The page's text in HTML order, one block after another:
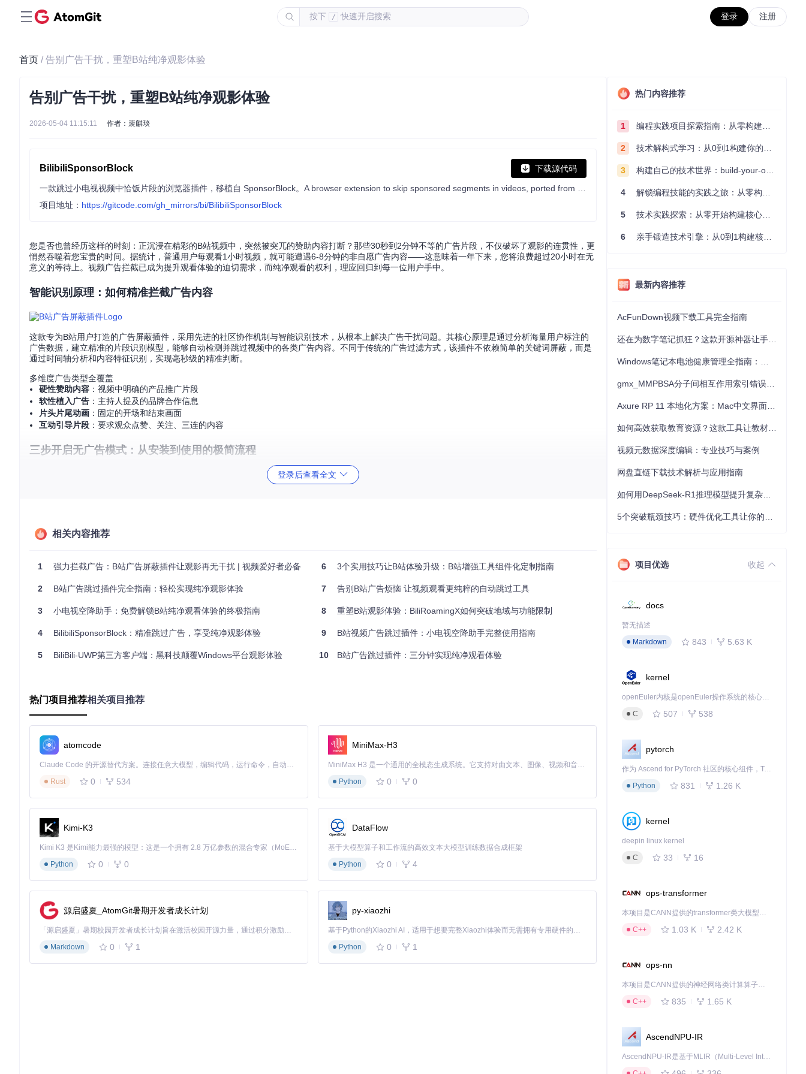
按下 / 快速开启搜索 登录 注册
首页 / 告别广告干扰，重塑B站纯净观影体验
告别广告干扰，重塑B站纯净观影体验
2026-05-04 11:15:11 作者：裴麒琰
BilibiliSponsorBlock 下载源代码
项目地址： https://gitcode.com/gh_mirrors/bi/BilibiliSponsorBlock
您是否也曾经历这样的时刻：正沉浸在精彩的B站视频中，突然被突兀的赞助内容打断？那些30秒到2分钟不等的广告片段，不仅破坏了观影的连贯性，更
悄然吞噬着您宝贵的时间。据统计，普通用户每观看1小时视频，就可能遭遇6-8分钟的非自愿广告内容——这意味着一年下来，您将浪费超过20小时在无
意义的等待上。视频广告拦截已成为提升观看体验的迫切需求，而纯净观看的权利，理应回归到每一位用户手中。
智能识别原理：如何精准拦截广告内容
这款专为B站用户打造的广告屏蔽插件，采用先进的社区协作机制与智能识别技术，从根本上解决广告干扰问题。其核心原理是通过分析海量用户标注的
广告数据，建立精准的片段识别模型，能够自动检测并跳过视频中的各类广告内容。不同于传统的广告过滤方式，该插件不依赖简单的关键词屏蔽，而是
通过时间轴分析和内容特征识别，实现毫秒级的精准判断。
多维度广告类型全覆盖
硬性赞助内容 ：视频中明确的产品推广片段
软性植入广告 ：主持人提及的品牌合作信息
片头片尾动画 ：固定的开场和结束画面
互动引导片段 ：要求观众点赞、关注、三连的内容
三步开启无广告模式：从安装到使用的极简流程
：确保您的浏览器支持扩展程序安装（Chrome/Edge/Firefox均可）
cd
安装依赖并构建
npm install
加载扩展程序
Chrome/Edge用户：打开扩展管理页面 → 开启开发者模式 → 选择"加载已解压的扩展程序" → 定位到项目中的dist文件夹
想象一下这样的使用场景：当您正在观看一部60分钟的学习教程时，插件自动识别并跳过了3处总计4分20秒的广告片段；在追番过程中，片头片尾的固定
动画被无缝跳过，直接进入正片内容；观看游戏直播录像时，主播的商业合作推广被智能过滤。这些场景下，插件都在后台默默工作，让您的注意力始终
集中在真正有价值的内容上。
用户真实评价：来自一线使用者的反馈
"安装插件后，我看视频的效率明显提高了。以前一个小时的视频现在45分钟就能看完，而且不会被突然的广告打断思路。" —— 学生用户@小埋
"最惊喜的是它能识别那些非常隐蔽的软性植入，比如主持人自然提及的产品名称。这种智能识别能力远超其他同类工具。" —— 职场人士@程序员老
王
常见问题解答：解决您的使用疑虑
🔍Q: 插件会影响视频加载速度吗？
登录后查看全文
相关内容推荐
1 强力拦截广告：B站广告屏蔽插件让观影再无干扰 | 视频爱好者必备
2 B站广告跳过插件完全指南：轻松实现纯净观影体验
3 小电视空降助手：免费解锁B站纯净观看体验的终极指南
4 BilibiliSponsorBlock：精准跳过广告，享受纯净观影体验
5 BiliBili-UWP第三方客户端：黑科技颠覆Windows平台观影体验
6 3个实用技巧让B站体验升级：B站增强工具组件化定制指南
7 告别B站广告烦恼 让视频观看更纯粹的自动跳过工具
8 重塑B站观影体验：BiliRoamingX如何突破地域与功能限制
9 B站视频广告跳过插件：小电视空降助手完整使用指南
10 B站广告跳过插件：三分钟实现纯净观看体验
热门项目推荐相关项目推荐
atomcode
Claude Code 的开源替代方案。连接任意大模型，编辑代码，运行命令，自动验证 — 全自动执行。用 Rust 构建，极致性能。 ｜ An open-source alternative to Claude Code. Connect any LLM, edit code, run commands, and verify changes — autonomously. Built in Rust for speed. Get Started
Rust
0 534
MiniMax-H3
MiniMax H3 是一个通用的全模态生成系统。它支持对由文本、图像、视频和音频组成的多模态上下文进行统一理解，并能生成分辨率高达 2K、时长可达 15 秒的带原生立体声音频的视频。得益于面向任务泛化的系统设计，H3 在预训练阶段就已具备广泛的多模态上下文理解与生成能力，能够出色地执行复杂的多模态指令。
Python
0 0
Kimi-K3
Kimi K3 是Kimi能力最强的模型：这是一个拥有 2.8 万亿参数的混合专家（MoE）模型，具备原生视觉理解能力，并支持 100 万 token 的上下文窗口。
Python
0 0
DataFlow
基于大模型算子和工作流的高效文本大模型训练数据合成框架
Python
0 4
源启盛夏_AtomGit暑期开发者成长计划
「源启盛夏」暑期校园开发者成长计划旨在激活校园开源力量，通过积分激励、认证扶持、资源倾斜等形式，引导高校组织和开发者完成「入驻 — 建项目 — 做贡献 — 获认证 — 得资源」的完整闭环。无论你是想带领社团入驻平台的组织者，还是希望用代码贡献证明自己的开发者，都能在这里找到属于你的成长路径。
Markdown
0 1
py-xiaozhi
基于Python的Xiaozhi AI，适用于想要完整Xiaozhi体验而无需拥有专用硬件的用户。
Python
0 1
热门内容推荐
1 编程实践项目探索指南：从零构建技术能力体系
2 技术解构式学习：从0到1构建你的编程知识体系
3 构建自己的技术世界：build-your-own-x项目的实践探索指南
4 解锁编程技能的实践之旅：从零构建你的技术世界
5 技术实践探索：从零开始构建核心系统的实践指南
6 亲手锻造技术引擎：从0到1构建核心系统的实践指南
最新内容推荐
AcFunDown视频下载工具完全指南
视频元数据深度编辑：专业技巧与案例
网盘直链下载技术解析与应用指南
项目优选 收起
docs
暂无描述
Markdown
843 5.63 K
kernel
openEuler内核是openEuler操作系统的核心，既是系统性能与稳定性的基石，也是连接处理器、设备与服务的桥梁。
C
507 538
pytorch
作为 Ascend for PyTorch 社区的核心组件，TorchNPU 是昇腾专为 PyTorch 打造的深度学习适配插件，使 PyTorch 框架能够直接调用昇腾 NPU，为开发者提供昇腾 AI 处理器的超强算力。
Python
831 1.26 K
kernel
deepin linux kernel
C
33 16
ops-transformer
本项目是CANN提供的transformer类大模型算子库，实现网络在NPU上加速计算。
C++
1.03 K 2.42 K
ops-nn
本项目是CANN提供的神经网络类计算算子库，实现网络在NPU上加速计算。
C++
835 1.65 K
AscendNPU-IR
AscendNPU-IR是基于MLIR（Multi-Level Intermediate Representation）构建的，面向昇腾亲和算子编译时使用的中间表示，提供昇腾完备表达能力，通过编译优化提升昇腾AI处理器计算效率，支持通过生态框架使能昇腾AI处理器与深度调优